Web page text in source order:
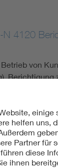
N 4120
von
Berichtigung